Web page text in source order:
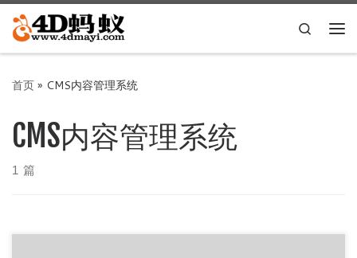
Skip to content
Search
首页» CMS内容管理系统
CMS内容管理系统
1 篇